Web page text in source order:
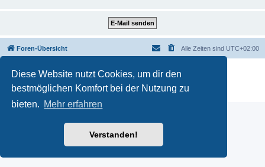
Diese Website nutzt Cookies, um dir den
bestmöglichen Komfort bei der Nutzung zu
bieten. Mehr erfahren
Verstanden!
Foren-Übersicht Alle Zeiten sind UTC+02:00
Powered by phpBB
® Forum Software © phpBB Limited
Deutsche Übersetzung durch
Datenschutz|Nutzungsbedingungen